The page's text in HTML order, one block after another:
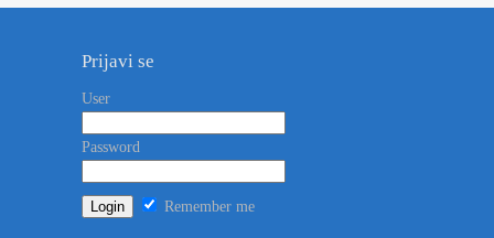
Prijavi se
User
Password
Remember me